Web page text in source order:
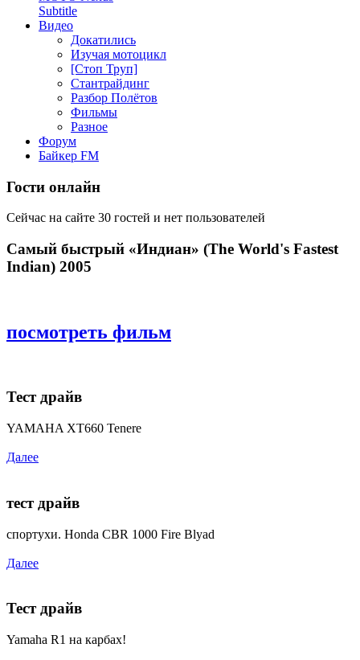
Subtitle
Видео
Докатились
Изучая мотоцикл
[Стоп Труп]
Стантрайдинг
Разбор Полётов
Фильмы
Разное
Форум
Байкер FM
Гости онлайн
Сейчас на сайте 30 гостей и нет пользователей
Самый быстрый «Индиан» (The World's Fastest
Indian) 2005
посмотреть фильм
Тест драйв
YAMAHA XT660 Tenere
Далее
тест драйв
спортухи. Honda CBR 1000 Fire Blyad
Далее
Тест драйв
Yamaha R1 на карбах!